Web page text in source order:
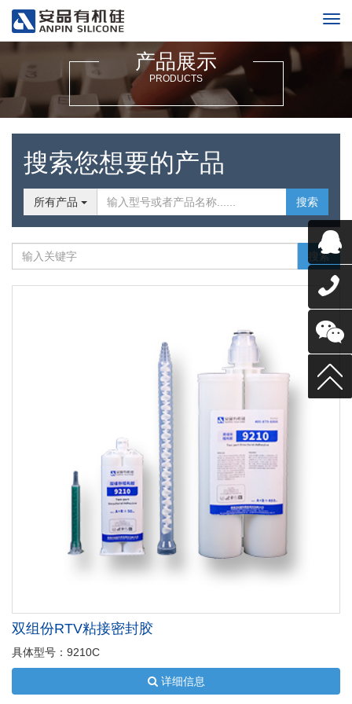
产品展示
PRODUCTS
搜索您想要的产品
所有产品 搜索
搜索
双组份RTV粘接密封胶
具体型号：9210C
详细信息